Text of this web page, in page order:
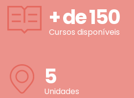
+ de150
Cursos disponíveis
5
Unidades